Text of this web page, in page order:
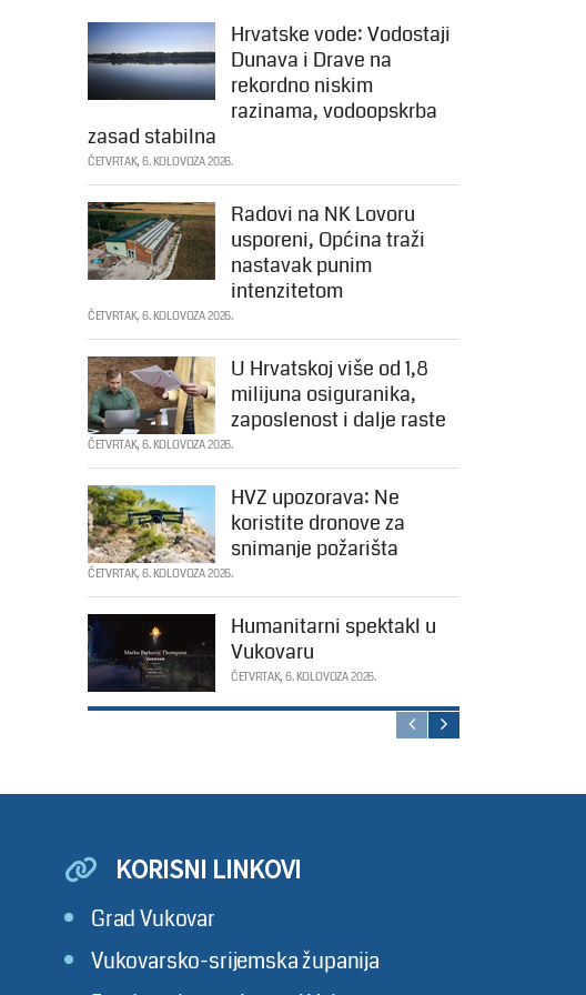
Hrvatske vode: Vodostaji
Dunava i Drave na
rekordno niskim
razinama, vodoopskrba
zasad stabilna
ČETVRTAK, 6. KOLOVOZA 2026.
Radovi na NK Lovoru
usporeni, Općina traži
nastavak punim
intenzitetom
ČETVRTAK, 6. KOLOVOZA 2026.
U Hrvatskoj više od 1,8
milijuna osiguranika,
zaposlenost i dalje raste
ČETVRTAK, 6. KOLOVOZA 2026.
HVZ upozorava: Ne
koristite dronove za
snimanje požarišta
ČETVRTAK, 6. KOLOVOZA 2026.
Humanitarni spektakl u
Vukovaru
ČETVRTAK, 6. KOLOVOZA 2026.
KORISNI LINKOVI
Grad Vukovar
Vukovarsko-srijemska županija